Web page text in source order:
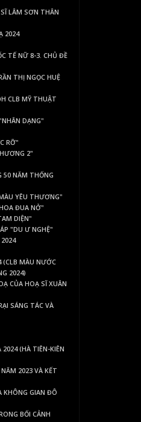
LÂM SƠN THÂN
2024
TẾ NỮ 8-3. CHỦ ĐỀ
THỊ NGỌC HUỆ
CLB MỸ THUẬT
DẠNG"
RỠ"
2"
50 NĂM THỐNG
YÊU THƯƠNG"
ĐUA NỞ"
DIỆN"
"DU Ư NGHỆ"
(CLB MÀU NƯỚC
2024)
CỦA HOẠ SĨ XUÂN
SÁNG TÁC VÀ
(HÀ TIÊN-KIÊN
2023 VÀ KẾT
KHÔNG GIAN ĐÔ
BỐI CẢNH